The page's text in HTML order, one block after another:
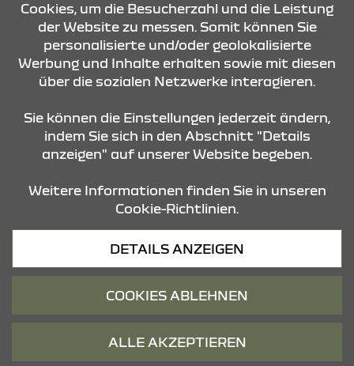
KONTAKT & ANFAHRT
Cookies, um die Besucherzahl und die Leistung
der Website zu messen. Somit können Sie
personalisierte und/oder geolokalisierte
Werbung und Inhalte erhalten sowie mit diesen
über die sozialen Netzwerke interagieren.
Sie können die Einstellungen jederzeit ändern,
indem Sie sich in den Abschnitt "Details
anzeigen" auf unserer Website begeben.
Weitere Informationen finden Sie in unseren
Cookie-Richtlinien.
DETAILS ANZEIGEN
COOKIES ABLEHNEN
ALLE AKZEPTIEREN